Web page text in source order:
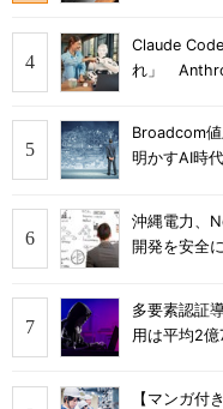
Claude
れ」
Broadcom
明かすAI時
沖縄電力、
開発を安全
多要素認証
用は平均2
【マンガ付